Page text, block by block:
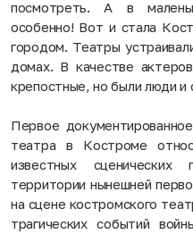
посмотреть. А в
особенно! Вот и стала
городом. Театры
домах. В качестве
крепостные, но были люди и
Первое
театра в Костроме
известных сценических
территории нынешней
на сцене костромского
трагических событий